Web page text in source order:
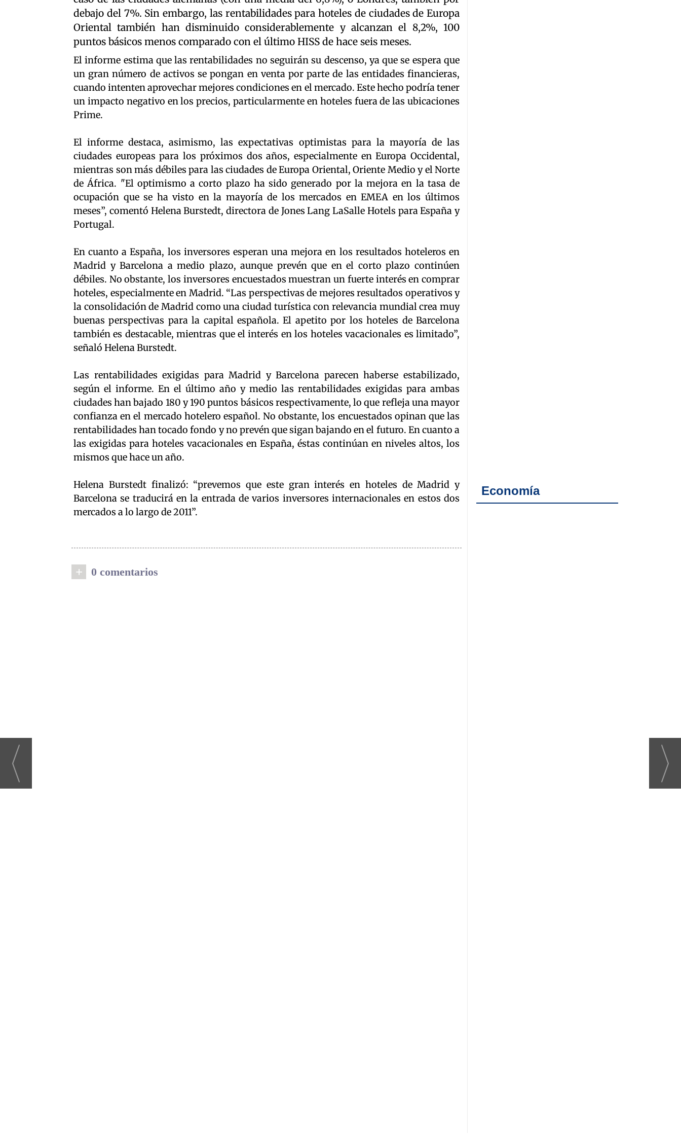
debajo del 7%. Sin embargo, las rentabilidades para hoteles de ciudades de Europa
Oriental también han disminuido considerablemente y alcanzan el 8,2%, 100
puntos básicos menos comparado con el último HISS de hace seis meses.
El informe estima que las rentabilidades no seguirán su descenso, ya que se espera que
un gran número de activos se pongan en venta por parte de las entidades financieras,
cuando intenten aprovechar mejores condiciones en el mercado. Este hecho podría tener
un impacto negativo en los precios, particularmente en hoteles fuera de las ubicaciones
Prime.
El informe destaca, asimismo, las expectativas optimistas para la mayoría de las
ciudades europeas para los próximos dos años, especialmente en Europa Occidental,
mientras son más débiles para las ciudades de Europa Oriental, Oriente Medio y el Norte
de África. "El optimismo a corto plazo ha sido generado por la mejora en la tasa de
ocupación que se ha visto en la mayoría de los mercados en EMEA en los últimos
meses”, comentó Helena Burstedt, directora de Jones Lang LaSalle Hotels para España y
Portugal.
En cuanto a España, los inversores esperan una mejora en los resultados hoteleros en
Madrid y Barcelona a medio plazo, aunque prevén que en el corto plazo continúen
débiles. No obstante, los inversores encuestados muestran un fuerte interés en comprar
hoteles, especialmente en Madrid. “Las perspectivas de mejores resultados operativos y
la consolidación de Madrid como una ciudad turística con relevancia mundial crea muy
buenas perspectivas para la capital española. El apetito por los hoteles de Barcelona
también es destacable, mientras que el interés en los hoteles vacacionales es limitado”,
señaló Helena Burstedt.
Las rentabilidades exigidas para Madrid y Barcelona parecen haberse estabilizado,
según el informe. En el último año y medio las rentabilidades exigidas para ambas
ciudades han bajado 180 y 190 puntos básicos respectivamente, lo que refleja una mayor
confianza en el mercado hotelero español. No obstante, los encuestados opinan que las
rentabilidades han tocado fondo y no prevén que sigan bajando en el futuro. En cuanto a
las exigidas para hoteles vacacionales en España, éstas continúan en niveles altos, los
mismos que hace un año.
Helena Burstedt finalizó: “prevemos que este gran interés en hoteles de Madrid y
Barcelona se traducirá en la entrada de varios inversores internacionales en estos dos
mercados a lo largo de 2011”.
+ 0 comentarios
Economía